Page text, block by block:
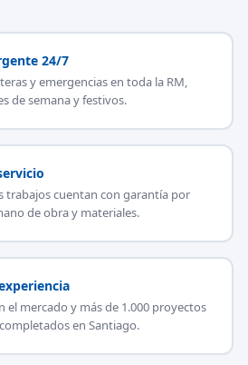
24/7
y emergencias en toda la RM,
de semana y festivos.
trabajos cuentan con garantía por
de obra y materiales.
el mercado y más de 1.000 proyectos
en Santiago.